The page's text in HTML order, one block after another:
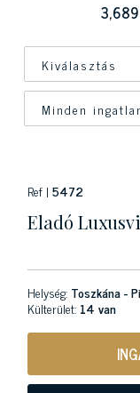
3,689
Ref | 5472
Eladó
Helység: Toszkána -
Külterület: 14 van